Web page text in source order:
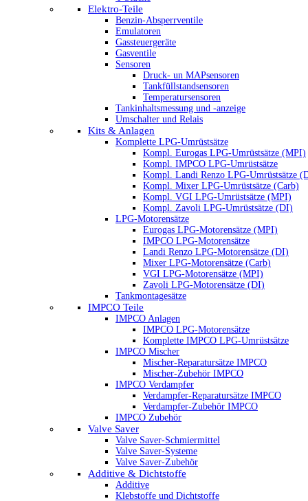
Elektro-Teile
Benzin-Absperrventile
Emulatoren
Gassteuergeräte
Gasventile
Sensoren
Druck- un MAPsensoren
Tankfüllstandsensoren
Temperatursensoren
Tankinhaltsmessung und -anzeige
Umschalter und Relais
Kits & Anlagen
Komplette LPG-Umrüstsätze
Kompl. Eurogas LPG-Umrüstsätze (MPI)
Kompl. IMPCO LPG-Umrüstsätze
Kompl. Landi Renzo LPG-Umrüstsätze
Kompl. Mixer LPG-Umrüstsätze (Carb)
Kompl. VGI LPG-Umrüstsätze (MPI)
Kompl. Zavoli LPG-Umrüstsätze (DI)
LPG-Motorensätze
Eurogas LPG-Motorensätze (MPI)
IMPCO LPG-Motorensätze
Landi Renzo LPG-Motorensätze (DI)
Mixer LPG-Motorensätze (Carb)
VGI LPG-Motorensätze (MPI)
Zavoli LPG-Motorensätze (DI)
Tankmontagesätze
IMPCO Teile
IMPCO Anlagen
IMPCO LPG-Motorensätze
Komplette IMPCO LPG-Umrüstsätze
IMPCO Mischer
Mischer-Reparatursätze IMPCO
Mischer-Zubehör IMPCO
IMPCO Verdampfer
Verdampfer-Reparatursätze IMPCO
Verdampfer-Zubehör IMPCO
IMPCO Zubehör
Valve Saver
Valve Saver-Schmiermittel
Valve Saver-Systeme
Valve Saver-Zubehör
Additive & Dichtstoffe
Additive
Klebstoffe und Dichtstoffe